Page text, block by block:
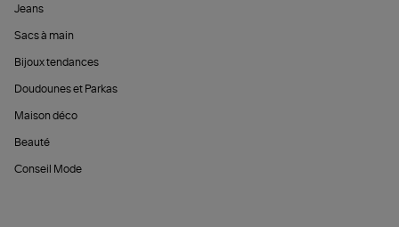
Jeans
Sacs à main
Bijoux tendances
Doudounes et Parkas
Maison déco
Beauté
Conseil Mode